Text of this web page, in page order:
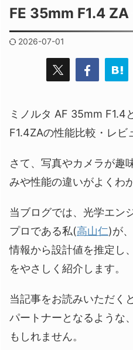
FE 35mm F1.4
2026-07-01
ミノルタ AF 35mm F1.4
F1.4ZAの性能比較・レビ
さて、写真やカメラが趣
みや性能の違いがよくわ
当ブログでは、光学エン
プロである私(高山仁)が
情報から設計値を推定し
をやさしく紹介します。
当記事をお読みいただく
パートナーとなるような
もしれません。